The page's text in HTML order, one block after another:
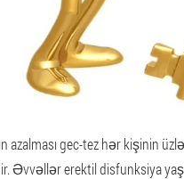
azalması gec-tez hər kişinin
Əvvəllər erektil disfunksiya